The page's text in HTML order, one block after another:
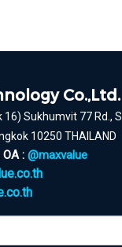
Co.,Ltd.
16) Sukhumvit 77 Rd.,
10250 THAILAND
: @maxvalue